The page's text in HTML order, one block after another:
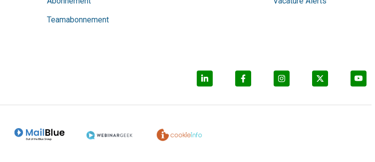
Teamabonnement